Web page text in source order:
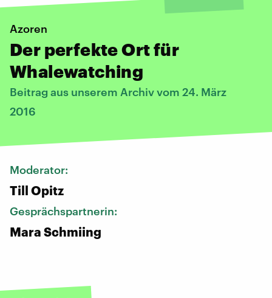
Azoren
Der perfekte Ort für
Whalewatching
Beitrag aus unserem Archiv vom 24. März
2016
Moderator:
Till Opitz
Gesprächspartnerin:
Mara Schmiing